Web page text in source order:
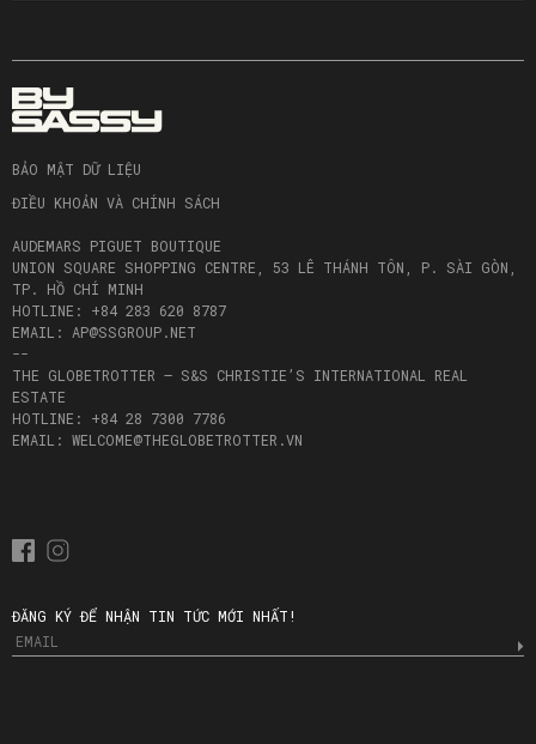
BẢO MẬT DỮ LIỆU
ĐIỀU KHOẢN VÀ CHÍNH SÁCH
AUDEMARS PIGUET BOUTIQUE
UNION SQUARE SHOPPING CENTRE, 53 LÊ THÁNH TÔN, P. SÀI GÒN,
TP. HỒ CHÍ MINH
HOTLINE: +84 283 620 8787
EMAIL: AP@SSGROUP.NET
--
THE GLOBETROTTER – S&S CHRISTIE’S INTERNATIONAL REAL
ESTATE
HOTLINE: +84 28 7300 7786
EMAIL: WELCOME@THEGLOBETROTTER.VN
ĐĂNG KÝ ĐỂ NHẬN TIN TỨC MỚI NHẤT!